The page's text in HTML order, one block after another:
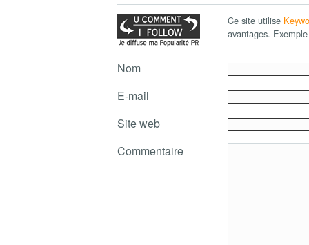
Ce site utilise
avantages.
Nom
E-mail
Site web
Commentaire